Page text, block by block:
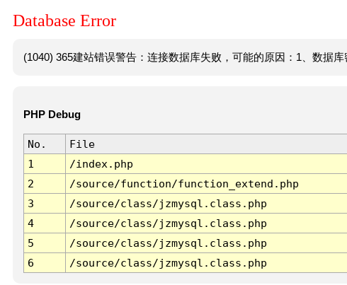
Database Error
(1040) 365建站错误警告：连接数据库失败，可能的原因：1、数据库
PHP Debug
No. File
1
/index.php
2
/source/function/function_extend.php
3
/source/class/jzmysql.class.php
4
/source/class/jzmysql.class.php
5
/source/class/jzmysql.class.php
6
/source/class/jzmysql.class.php